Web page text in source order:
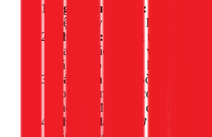
Ngắt nguồn điện: Rút phích
điện. Đây là bước BẮT BUỘC
Tháo dỡ: Lấy hết thực phẩm
tua vít tháo các ốc vít giữ tấm
đá để tiếp cận dàn lạnh.
Xác định vị trí:
Sò lạnh
hoặc vuông nhỏ, có hai dây
vào ống đồng của dàn lạnh.
Tháo sò lạnh:
Gỡ sò lạnh ra